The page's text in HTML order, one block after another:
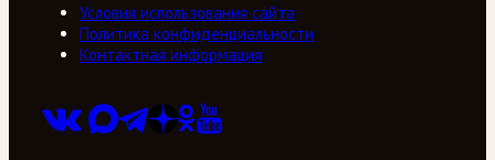
Условия использования сайта
Политика конфиденциальности
Контактная информация